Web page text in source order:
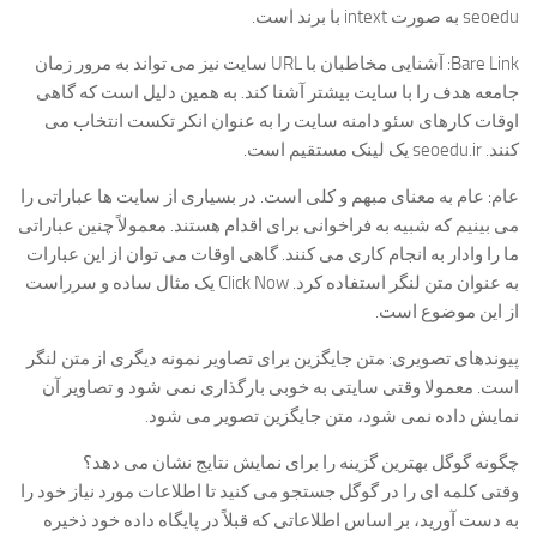
seoedu به صورت intext با برند است.
Bare Link: آشنایی مخاطبان با URL سایت نیز می تواند به مرور زمان
جامعه هدف را با سایت بیشتر آشنا کند. به همین دلیل است که گاهی
اوقات کارهای سئو دامنه سایت را به عنوان انکر تکست انتخاب می
کنند. seoedu.ir یک لینک مستقیم است.
عام: عام به معنای مبهم و کلی است. در بسیاری از سایت ها عباراتی را
می بینیم که شبیه به فراخوانی برای اقدام هستند. معمولاً چنین عباراتی
ما را وادار به انجام کاری می کنند. گاهی اوقات می توان از این عبارات
به عنوان متن لنگر استفاده کرد. Click Now یک مثال ساده و سرراست
از این موضوع است.
پیوندهای تصویری: متن جایگزین برای تصاویر نمونه دیگری از متن لنگر
است. معمولا وقتی سایتی به خوبی بارگذاری نمی شود و تصاویر آن
نمایش داده نمی شود، متن جایگزین تصویر می شود.
چگونه گوگل بهترین گزینه را برای نمایش نتایج نشان می دهد؟
وقتی کلمه ای را در گوگل جستجو می کنید تا اطلاعات مورد نیاز خود را
به دست آورید، بر اساس اطلاعاتی که قبلاً در پایگاه داده خود ذخیره